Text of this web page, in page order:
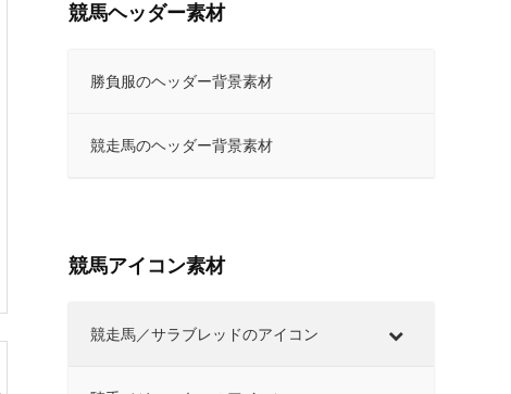
競馬ヘッダー素材
勝負服のヘッダー背景素材
競走馬のヘッダー背景素材
競馬アイコン素材
競走馬／サラブレッドのアイコン